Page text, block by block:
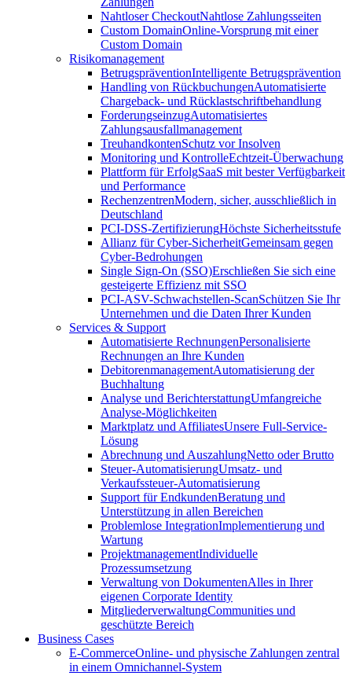
Nahtloser CheckoutNahtlose Zahlungsseiten
Custom DomainOnline-Vorsprung mit einer
Custom Domain
Risikomanagement
BetrugspräventionIntelligente Betrugsprävention
Handling von RückbuchungenAutomatisierte
Chargeback- und Rücklastschriftbehandlung
ForderungseinzugAutomatisiertes
Zahlungsausfallmanagement
TreuhandkontenSchutz vor Insolven
Monitoring und KontrolleEchtzeit-Überwachung
Plattform für ErfolgSaaS mit bester Verfügbarkeit
und Performance
RechenzentrenModern, sicher, ausschließlich in
Deutschland
PCI-DSS-ZertifizierungHöchste Sicherheitsstufe
Allianz für Cyber-SicherheitGemeinsam gegen
Cyber-Bedrohungen
Single Sign-On (SSO)Erschließen Sie sich eine
gesteigerte Effizienz mit SSO
PCI-ASV-Schwachstellen-ScanSchützen Sie Ihr
Unternehmen und die Daten Ihrer Kunden
Services & Support
Automatisierte RechnungenPersonalisierte
Rechnungen an Ihre Kunden
DebitorenmanagementAutomatisierung der
Buchhaltung
Analyse und BerichterstattungUmfangreiche
Analyse-Möglichkeiten
Marktplatz und AffiliatesUnsere Full-Service-
Lösung
Abrechnung und AuszahlungNetto oder Brutto
Steuer-AutomatisierungUmsatz- und
Verkaufssteuer-Automatisierung
Support für EndkundenBeratung und
Unterstützung in allen Bereichen
Problemlose IntegrationImplementierung und
Wartung
ProjektmanagementIndividuelle
Prozessumsetzung
Verwaltung von DokumentenAlles in Ihrer
eigenen Corporate Identity
MitgliederverwaltungCommunities und
geschützte Bereich
Business Cases
E-CommerceOnline- und physische Zahlungen zentral
in einem Omnichannel-System